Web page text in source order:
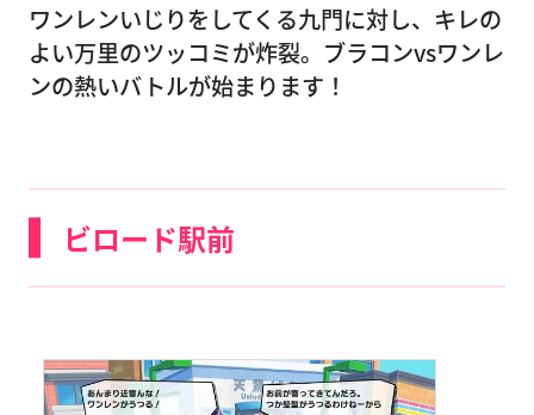
ワンレンいじりをしてくる九門に対し、キレの
よい万里のツッコミが炸裂。ブラコンvsワンレ
ンの熱いバトルが始まります！
ビロード駅前